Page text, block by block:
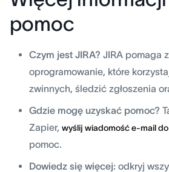
pomoc
Czym jest JIRA? JIRA pomaga
oprogramowanie, które
zwinnych, śledzić zgłoszenia
Gdzie mogę uzyskać pomoc?
Zapier, wyślij wiadomość e-mail
pomoc.
Dowiedz się więcej: odkryj